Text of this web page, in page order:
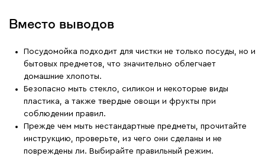
Вместо выводов
Посудомойка подходит для чистки не только посуды, но и
бытовых предметов, что значительно облегчает
домашние хлопоты.
Безопасно мыть стекло, силикон и некоторые виды
пластика, а также твердые овощи и фрукты при
соблюдении правил.
Прежде чем мыть нестандартные предметы, прочитайте
инструкцию, проверьте, из чего они сделаны и не
повреждены ли. Выбирайте правильный режим.